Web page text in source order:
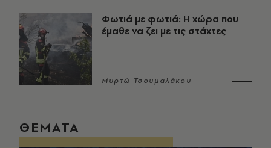
Φωτιά με φωτιά: Η χώρα που
έμαθε να ζει με τις στάχτες
Μυρτώ Τσουμαλάκου
ΘΕΜΑΤΑ